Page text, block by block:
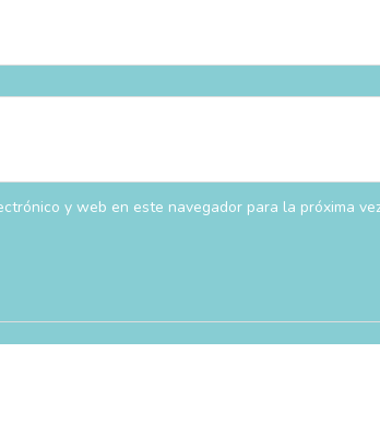
y web en este navegador para la próxima